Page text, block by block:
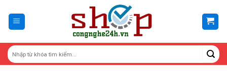
content